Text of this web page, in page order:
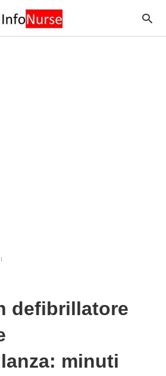
defibrillatore
minuti